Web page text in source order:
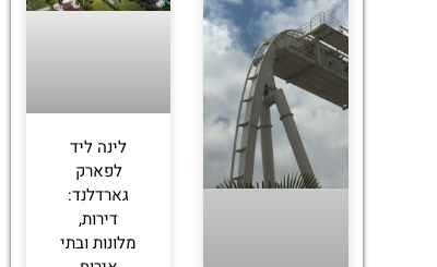
לינה ליד
לפארק
גארדלנד:
דירות,
מלונות ובתי